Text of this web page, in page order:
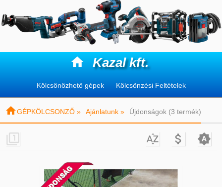
 Kazal kft.
Kölcsönözhető gépek Kölcsönzési Feltételek
GÉPKÖLCSONZŐ » Ajánlatunk » Újdonságok (3 termék)
   